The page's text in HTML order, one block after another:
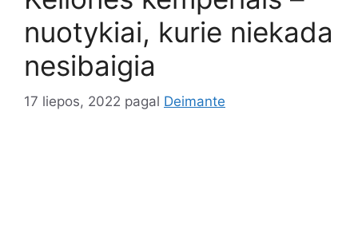
nuotykiai, kurie niekada
nesibaigia
17 liepos, 2022 pagal Deimante